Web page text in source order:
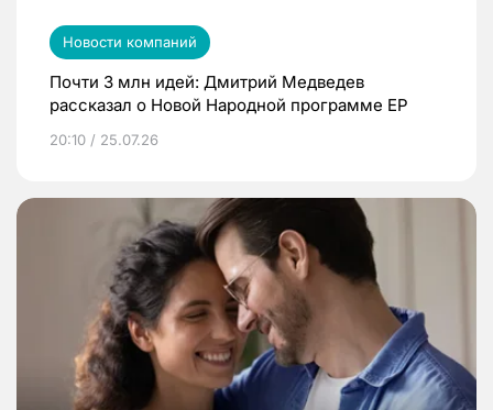
Новости компаний
Почти 3 млн идей: Дмитрий Медведев
рассказал о Новой Народной программе ЕР
20:10 / 25.07.26